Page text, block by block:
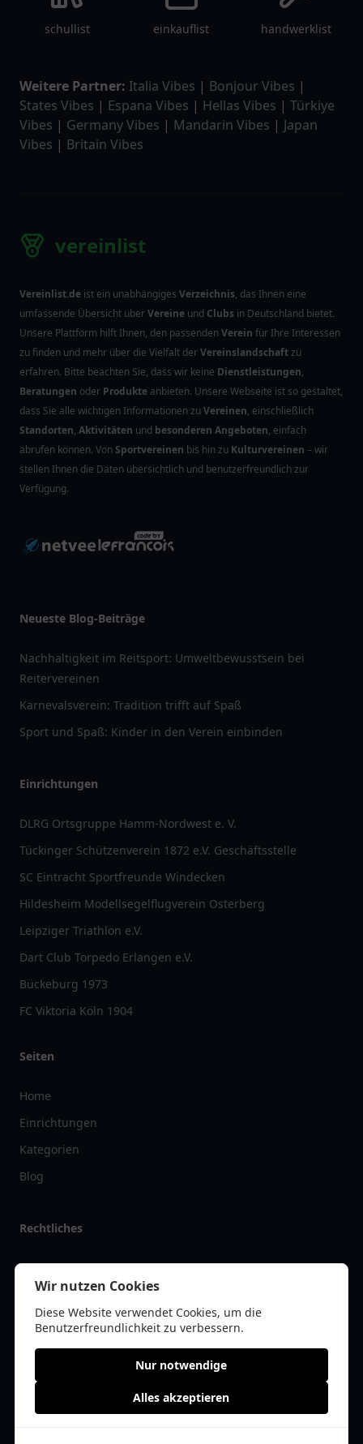
schullist einkauflist handwerklist
Weitere Partner: Italia Vibes | Bonjour Vibes |
States Vibes | Espana Vibes | Hellas Vibes | Türkiye
Vibes | Germany Vibes | Mandarin Vibes | Japan
Vibes | Britain Vibes
vereinlist
Vereinlist.de ist ein unabhängiges Verzeichnis, das Ihnen eine
umfassende Übersicht überVereine und Clubs in Deutschland bietet.
Unsere Plattform hilft Ihnen, den passendenVerein für Ihre Interessen
zu finden und mehr über die Vielfalt derVereinslandschaftzu
erfahren. Bitte beachten Sie, dass wir keine Dienstleistungen,
Beratungen oder Produkte anbieten. Unsere Webseite ist so gestaltet,
dass Sie alle wichtigen Informationen zu Vereinen, einschließlich
Standorten, Aktivitäten und besonderen Angeboten, einfach
abrufen können. VonSportvereinen bis hin zu Kulturvereinen – wir
stellen Ihnen die Daten übersichtlich und benutzerfreundlich zur
Verfügung.
Neueste Blog-Beiträge
Nachhaltigkeit im Reitsport: Umweltbewusstsein bei
Reitervereinen
Karnevalsverein: Tradition trifft auf Spaß
Sport und Spaß: Kinder in den Verein einbinden
Einrichtungen
DLRG Ortsgruppe Hamm-Nordwest e. V.
Tückinger Schützenverein 1872 e.V. Geschäftsstelle
SC Eintracht Sportfreunde Windecken
Hildesheim Modellsegelflugverein Osterberg
Leipziger Triathlon e.V.
Dart Club Torpedo Erlangen e.V.
Bückeburg 1973
FC Viktoria Köln 1904
Seiten
Home
Einrichtungen
Kategorien
Blog
Rechtliches
Impressum
Datenschutz
Kontakt
© 2026 vereinlist.de | Alle Rechte vorbehalten | * =Affiliate-Links /
Wir nutzen Cookies
Diese Website verwendet Cookies, um die
Benutzerfreundlichkeit zu verbessern.
Nur notwendige
Alles akzeptieren